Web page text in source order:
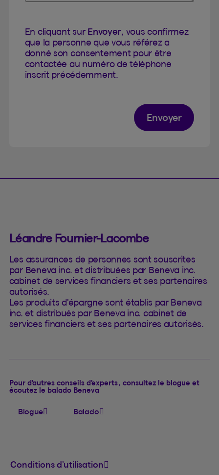
En cliquant sur Envoyer, vous confirmez
que la personne que vous référez a
donné son consentement pour être
contactée au numéro de téléphone
inscrit précédemment.
Envoyer
Léandre Fournier-Lacombe
Les assurances de personnes sont souscrites
par Beneva inc. et distribuées par Beneva inc.
cabinet de services financiers et ses partenaires
autorisés.
Les produits d'épargne sont établis par Beneva
inc. et distribués par Beneva inc. cabinet de
services financiers et ses partenaires autorisés.
Pour d’autres conseils d’experts, consultez le blogue et
écoutez le balado Beneva
Blogue Balado
Conditions d’utilisation